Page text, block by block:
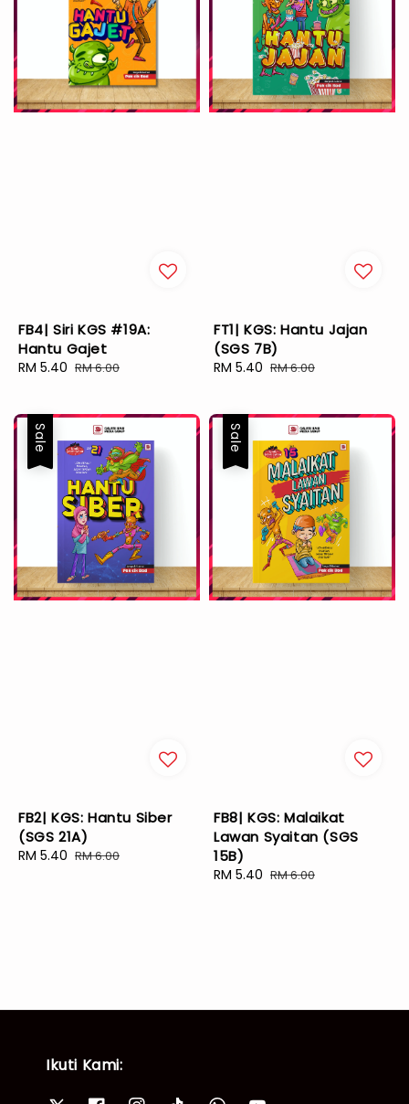
FB4| Siri KGS #19A:
Hantu Gajet
Sale
RM 5.40 Regular
RM 6.00
FT1| KGS: Hantu Jajan
(SGS 7B)
Sale
RM 5.40 Regular
RM 6.00
Sale
FB2| KGS: Hantu Siber
(SGS 21A)
Sale
RM 5.40 Regular
RM 6.00
Sale
FB8| KGS: Malaikat
Lawan Syaitan (SGS
15B)
Sale
RM 5.40 Regular
RM 6.00
Ikuti Kami: